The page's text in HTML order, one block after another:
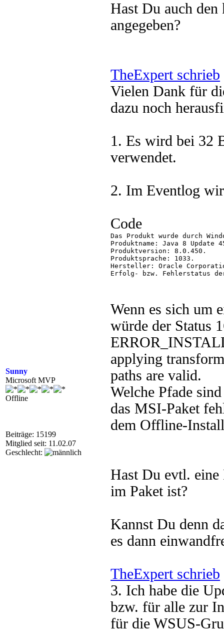
Sunny
Microsoft MVP
Offline
Beiträge: 15199
Mitglied seit: 11.02.07
Geschlecht:
Hast Du auch
angegeben?
TheExpert schrieb
Vielen Dank für
dazu noch
1. Es wird bei 32
verwendet.
2. Im Eventlog
Code
Das Produkt wurde durch
Produktname: Java 8 Update
Produktversion: 8.0.450.
Produktsprache: 1033.
Hersteller: Oracle
Erfolg- bzw. Fehlerstatus
Wenn es sich um
würde der Status
applying
paths are valid.
Welche Pfade
das MSI-Paket
dem Offline-
Hast Du evtl. eine
im Paket ist?
Kannst Du denn
es dann
TheExpert schrieb
3. Ich habe die
bzw. für alle zur
für die WSUS-